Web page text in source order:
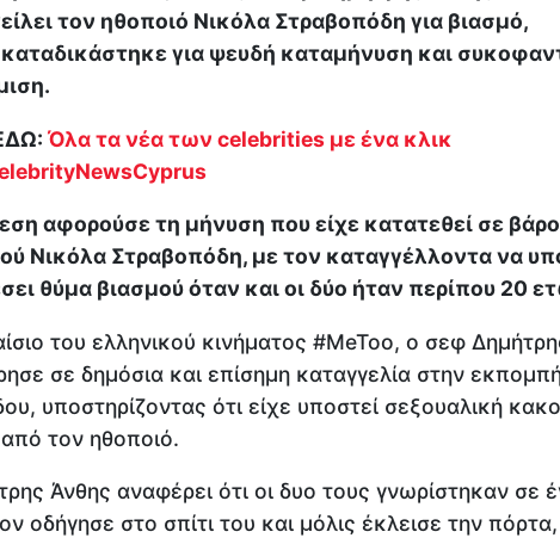
τον ηθοποιό Νικόλα Στραβοπόδη για βιασμό,
καταδικάστηκε για ψευδή καταμήνυση και
Όλα τα νέα των celebrities με ένα κλικ
αφορούσε τη μήνυση που είχε κατατεθεί σε
Νικόλα Στραβοπόδη, με τον καταγγέλλοντα να
θύμα βιασμού όταν και οι δύο ήταν περίπου 20
του ελληνικού κινήματος #MeToo, ο σεφ
σε δημόσια και επίσημη καταγγελία στην
υποστηρίζοντας ότι είχε υποστεί σεξουαλική
τον ηθοποιό.
Άνθης αναφέρει ότι οι δυο τους γνωρίστηκαν σε
οδήγησε στο σπίτι του και μόλις έκλεισε την